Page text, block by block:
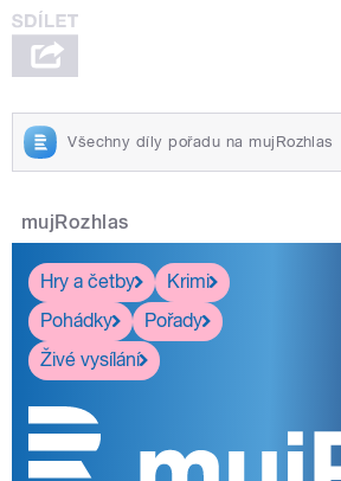
Všechny díly pořadu na mujRozhlas
mujRozhlas
Hry a četby
Krimi
Pohádky
Pořady
Živé vysílání